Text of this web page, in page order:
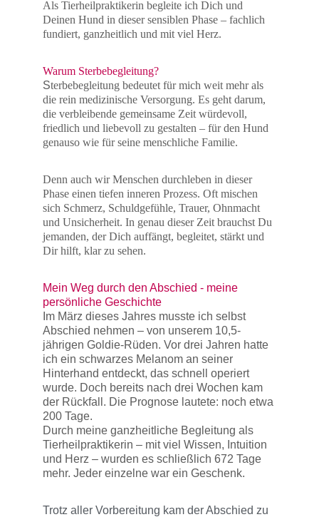
Als Tierheilpraktikerin begleite ich Dich und
Deinen Hund in dieser sensiblen Phase – fachlich
fundiert, ganzheitlich und mit viel Herz.
Warum Sterbebegleitung?
Sterbebegleitung bedeutet für mich weit mehr als
die rein medizinische Versorgung. Es geht darum,
die verbleibende gemeinsame Zeit würdevoll,
friedlich und liebevoll zu gestalten – für den Hund
genauso wie für seine menschliche Familie.
Denn auch wir Menschen durchleben in dieser
Phase einen tiefen inneren Prozess. Oft mischen
sich Schmerz, Schuldgefühle, Trauer, Ohnmacht
und Unsicherheit. In genau dieser Zeit brauchst Du
jemanden, der Dich auffängt, begleitet, stärkt und
Dir hilft, klar zu sehen.
Mein Weg durch den Abschied - meine
persönliche Geschichte
Im März dieses Jahres musste ich selbst
Abschied nehmen – von unserem 10,5-
jährigen Goldie-Rüden. Vor drei Jahren hatte
ich ein schwarzes Melanom an seiner
Hinterhand entdeckt, das schnell operiert
wurde. Doch bereits nach drei Wochen kam
der Rückfall. Die Prognose lautete: noch etwa
200 Tage.
Durch meine ganzheitliche Begleitung als
Tierheilpraktikerin – mit viel Wissen, Intuition
und Herz – wurden es schließlich 672 Tage
mehr. Jeder einzelne war ein Geschenk.
Trotz aller Vorbereitung kam der Abschied zu